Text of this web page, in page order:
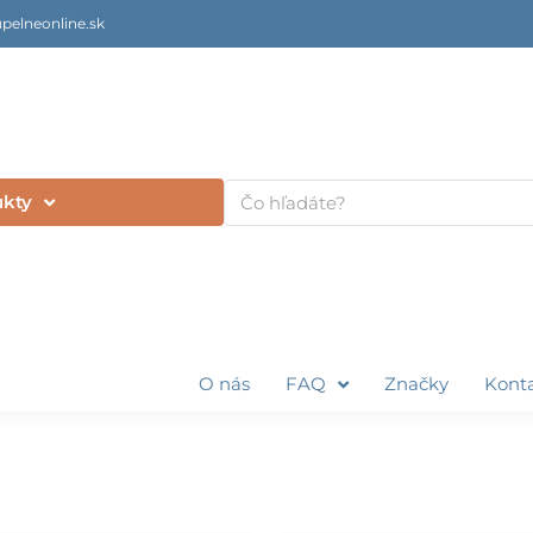
Vyhľadať
O nás FAQ Značky